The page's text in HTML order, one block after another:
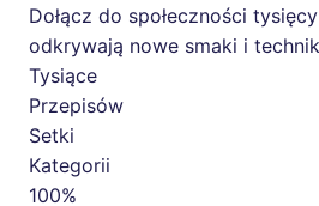
Dołącz do społeczności
odkrywają nowe smaki i
Tysiące
Przepisów
Setki
Kategorii
100%